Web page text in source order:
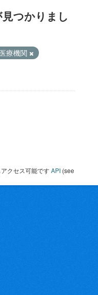
つかりまし
医療機関
クセス可能ですAPI (see